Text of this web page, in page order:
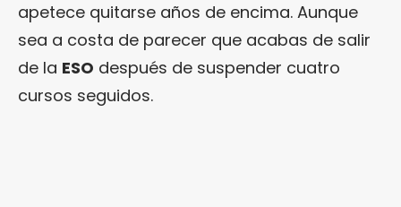
apetece quitarse años de encima. Aunque
sea a costa de parecer que acabas de salir
de la ESO después de suspender cuatro
cursos seguidos.